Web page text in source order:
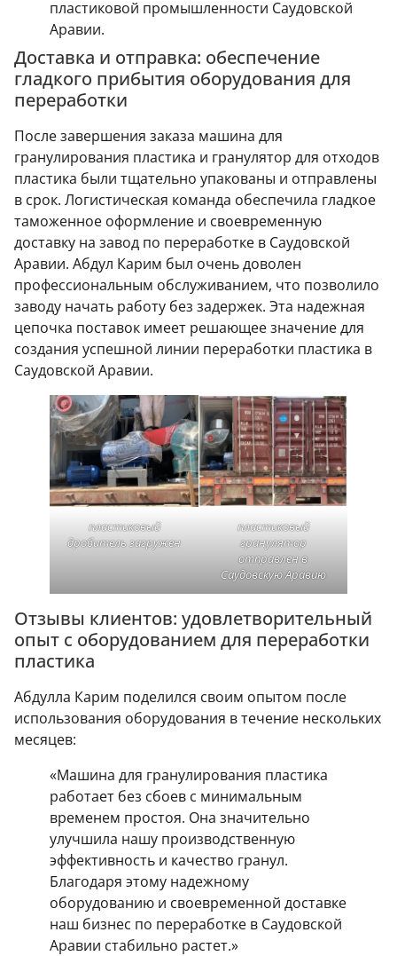
пластиковой промышленности Саудовской
Аравии.
Доставка и отправка: обеспечение
гладкого прибытия оборудования для
переработки
После завершения заказа машина для
гранулирования пластика и гранулятор для отходов
пластика были тщательно упакованы и отправлены
в срок. Логистическая команда обеспечила гладкое
таможенное оформление и своевременную
доставку на завод по переработке в Саудовской
Аравии. Абдул Карим был очень доволен
профессиональным обслуживанием, что позволило
заводу начать работу без задержек. Эта надежная
цепочка поставок имеет решающее значение для
создания успешной линии переработки пластика в
Саудовской Аравии.
пластиковый
дробитель загружен
пластиковый
гранулятор
отправлен в
Саудовскую Аравию
Отзывы клиентов: удовлетворительный
опыт с оборудованием для переработки
пластика
Абдулла Карим поделился своим опытом после
использования оборудования в течение нескольких
месяцев:
«Машина для гранулирования пластика
работает без сбоев с минимальным
временем простоя. Она значительно
улучшила нашу производственную
эффективность и качество гранул.
Благодаря этому надежному
оборудованию и своевременной доставке
наш бизнес по переработке в Саудовской
Аравии стабильно растет.»